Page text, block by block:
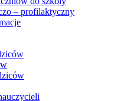
– profilaktyczny